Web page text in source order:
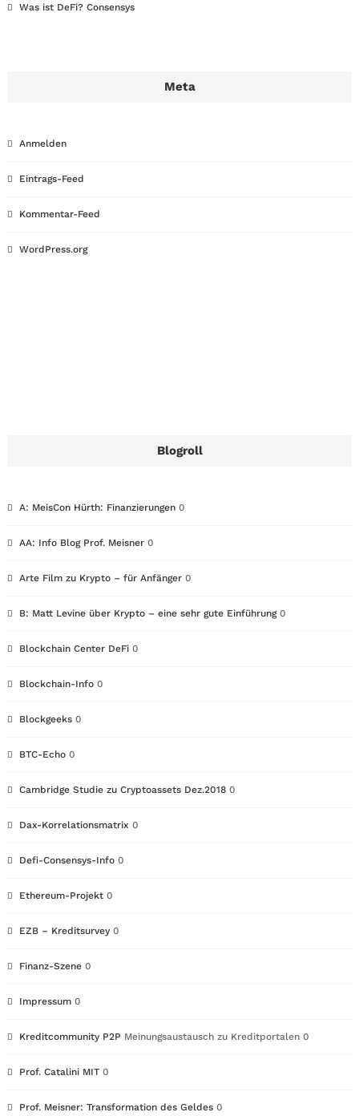
Was ist DeFi? Consensys
Meta
Anmelden
Eintrags-Feed
Kommentar-Feed
WordPress.org
Blogroll
A: MeisCon Hürth: Finanzierungen 0
AA: Info Blog Prof. Meisner 0
Arte Film zu Krypto – für Anfänger 0
B: Matt Levine über Krypto – eine sehr gute Einführung0
Blockchain Center DeFi 0
Blockchain-Info 0
Blockgeeks 0
BTC-Echo 0
Cambridge Studie zu Cryptoassets Dez.2018 0
Dax-Korrelationsmatrix 0
Defi-Consensys-Info 0
Ethereum-Projekt 0
EZB – Kreditsurvey 0
Finanz-Szene 0
Impressum 0
Kreditcommunity P2P Meinungsaustausch zu Kreditportalen 0
Prof. Catalini MIT 0
Prof. Meisner: Transformation des Geldes 0